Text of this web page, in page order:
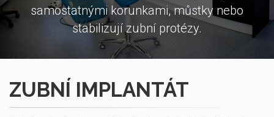
samostatnými korunkami, můstky nebo
stabilizují zubní protézy.
ZUBNÍ IMPLANTÁT